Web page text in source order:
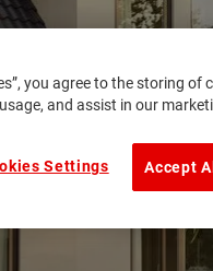
you agree to the storing of
and assist in our
Accept
Settings